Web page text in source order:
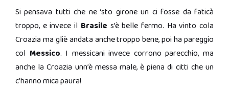
Si pensava tutti che ne ‘sto girone un ci fosse da faticà
troppo, e invece il Brasile s’è belle fermo. Ha vinto cola
Croazia ma gliè andata anche troppo bene, poi ha pareggio
col Messico. I messicani invece corrono parecchio, ma
anche la Croazia unn’è messa male, è piena di citti che un
c’hanno mica paura!